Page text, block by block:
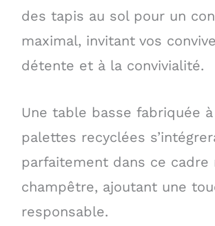
des tapis au sol pour un
maximal, invitant vos
détente et à la convivialité.
Une table basse fabriquée
palettes recyclées
parfaitement dans ce cadre
champêtre, ajoutant une
responsable.